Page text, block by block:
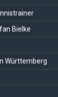
Bielke
Württemberg